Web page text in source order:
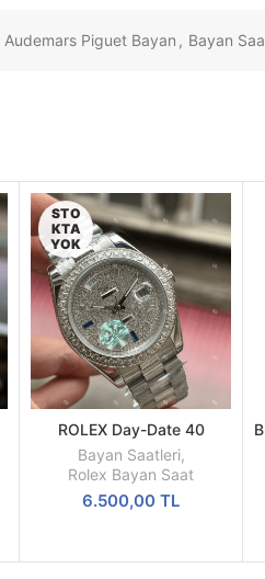
Audemars Piguet Bayan , Bayan
STO
KTA
YOK
DEVAMINI
OKU
ROLEX Day-Date 40
Diamond Kadran Baget
Taşlı Rakam Gümüş Kasa
Bayan Saatleri,
Rolex Bayan Saat
6.500,00TL